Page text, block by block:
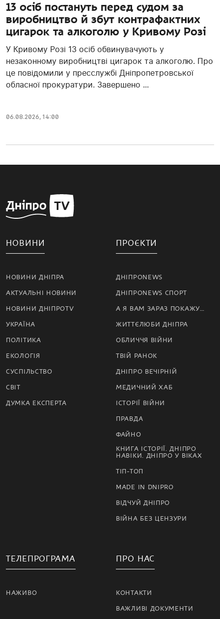
13 осіб постануть перед судом за
виробництво й збут контрафактних
цигарок та алкоголю у Кривому Розі
У Кривому Розі 13 осіб обвинувачують у
незаконному виробництві цигарок та алкоголю. Про
це повідомили у пресслужбі Дніпропетровської
обласної прокуратури. Завершено ...
06.08.2026, 14:00
НОВИНИ
НОВИНИ ДНІПРА
АКТУАЛЬНІ НОВИНИ
НОВИНИ ДНІПРОTV
УКРАЇНА
ПОЛІТИКА
ЕКОЛОГІЯ
СУСПІЛЬСТВО
СВІТ
ДУМКА ЕКСПЕРТА
ПРОЄКТИ
ДНІПРОNEWS
ДНІПРОNEWS СПОРТ
А Я ВАМ ЗАРАЗ ПОКАЖУ…
ЖИТТЄЛЮБИ ДНІПРА
ОБЛИЧЧЯ ВІЙНИ
ТВІЙ РАНОК
ДНІПРО ВЕЧІРНІЙ
МЕДИЧНИЙ ХАБ
ІСТОРІЇ ВІЙНИ
ПРАВДА
ФАЙНО
КНИГА ІСТОРІЇ. ДНІПРО
НАВІКИ. ДНІПРО У ВІКАХ
ТІП-ТОП
MADE IN DNIPRO
ВІДЧУЙ ДНІПРО
ВІЙНА БЕЗ ЦЕНЗУРИ
ТЕЛЕПРОГРАМА
НАЖИВО
ПРО НАС
КОНТАКТИ
ВАЖЛИВІ ДОКУМЕНТИ